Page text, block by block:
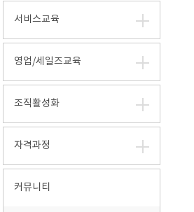
서비스교육
영업/세일즈교육
조직활성화
자격과정
커뮤니티